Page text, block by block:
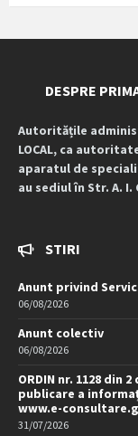
DESPRE
Autoritățile
LOCAL, ca
aparatul de
au sediul în Str. A. I.
STIRI
Anunt privind
06/08/2026
Anunt colectiv
06/08/2026
ORDIN nr. 1128 din
publicare a
www.e-
31/07/2026